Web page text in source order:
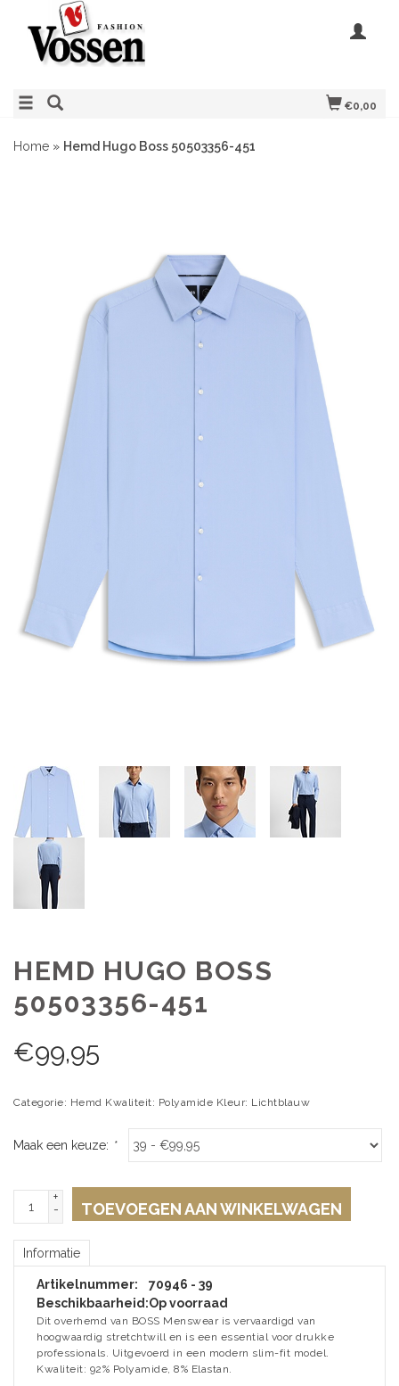
€0,00
Home » Hemd Hugo Boss 50503356-451
HEMD HUGO BOSS
50503356-451
€99,95
Categorie: Hemd Kwaliteit: Polyamide Kleur: Lichtblauw
Maak een keuze: *
+
-
TOEVOEGEN AAN WINKELWAGEN
Informatie
Artikelnummer:
70946 - 39
Beschikbaarheid:Op voorraad
Dit overhemd van BOSS Menswear is vervaardigd van
hoogwaardig stretchtwill en is een essential voor drukke
professionals. Uitgevoerd in een modern slim-fit model.
Kwaliteit: 92% Polyamide, 8% Elastan.